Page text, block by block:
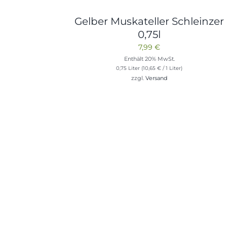
Gelber Muskateller Schleinzer
0,75l
7,99€
Enthält 20% MwSt.
0,75 Liter (10,65€ / 1 Liter)
zzgl.Versand